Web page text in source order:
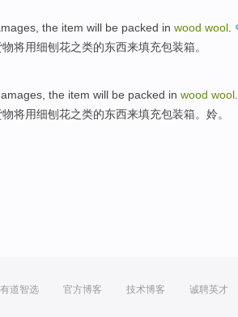
, the item will be packed in wood wool.
将用细刨花之类的东西来填充包装箱。
, the item will be packed in wood wool.
将用细刨花之类的东西来填充包装箱。姈。
有道智选 官方博客 技术博客 诚聘英才